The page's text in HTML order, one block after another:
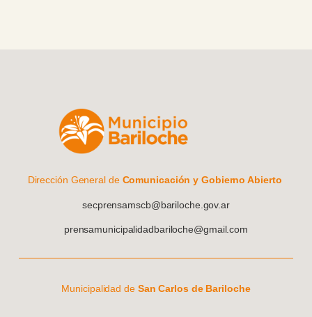
Dirección General de Comunicación y Gobierno Abierto
secprensamscb@bariloche.gov.ar
prensamunicipalidadbariloche@gmail.com
Municipalidad deSan Carlos de Bariloche